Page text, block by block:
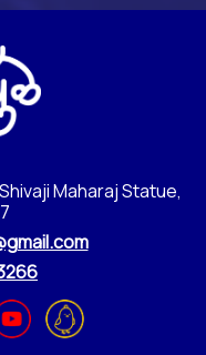
Maharaj Statue,